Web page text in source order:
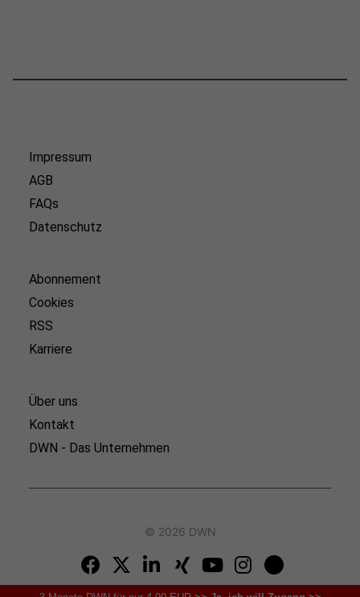
Impressum
AGB
FAQs
Datenschutz
Abonnement
Cookies
RSS
Karriere
Über uns
Kontakt
DWN - Das Unternehmen
© 2026 DWN